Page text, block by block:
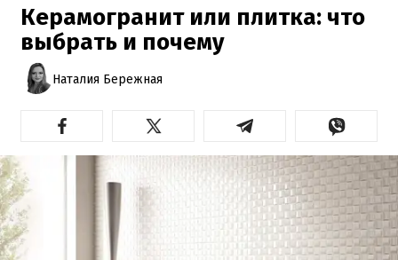
Керамогранит или плитка: что
выбрать и почему
Наталия Бережная